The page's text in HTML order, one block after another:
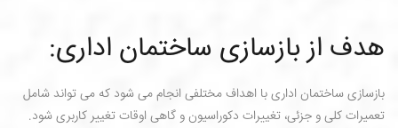
هدف از بازسازی ساختمان اداری:
بازسازی ساختمان اداری با اهداف مختلفی انجام می شود که می تواند شامل
تعمیرات کلی و جزئی، تغییرات دکوراسیون و گاهی اوقات تغییر کاربری شود.